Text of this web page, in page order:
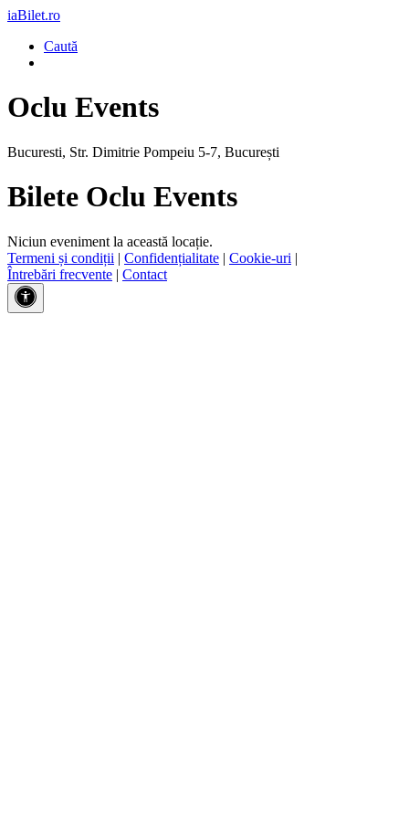
iaBilet.ro
Caută
Oclu Events
Bucuresti, Str. Dimitrie Pompeiu 5-7, București
Bilete Oclu Events
Niciun eveniment la această locație.
Termeni și condiții | Confidențialitate | Cookie-uri |
Întrebări frecvente | Contact